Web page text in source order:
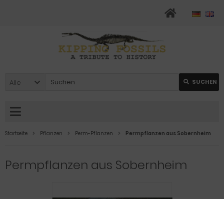
Alle SUCHEN
Startseite Pflanzen Perm-Pflanzen Permpflanzen aus Sobernheim
Permpflanzen aus Sobernheim